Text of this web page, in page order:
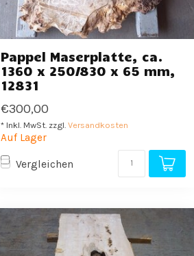
Pappel Maserplatte, ca.
1360 x 250/830 x 65 mm,
12831
€300,00
* Inkl. MwSt. zzgl. Versandkosten
Auf Lager
Vergleichen